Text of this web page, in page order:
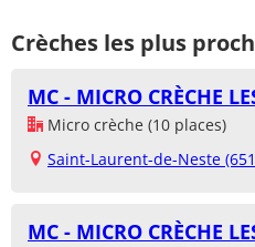
Crèches les plus
MC - MICRO CRÈCHE
Micro crèche (10 places)
Saint-Laurent-de-Neste
MC - MICRO CRÈCHE